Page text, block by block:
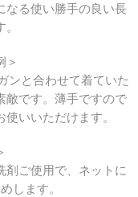
なる使い勝手の良い長
＞
ンと合わせて着ていた
敵です。薄手ですので
いいただけます。
剤ご使用で、ネットに
します。